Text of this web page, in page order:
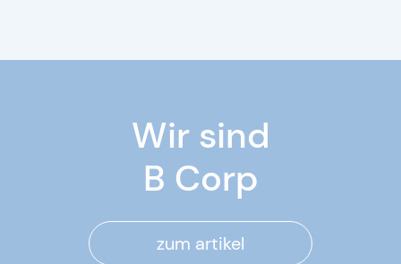
Wir sind
B Corp
zum artikel